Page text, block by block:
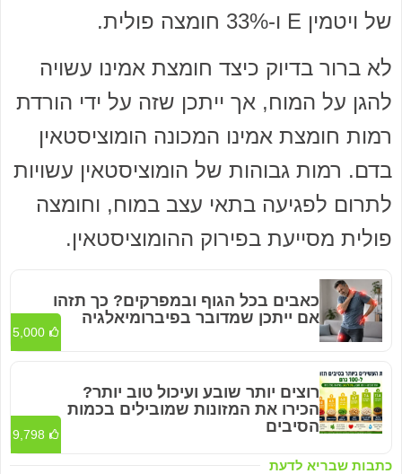
של ויטמין E ו-33% חומצה פולית.
לא ברור בדיוק כיצד חומצת אמינו עשויה
להגן על המוח, אך ייתכן שזה על ידי הורדת
רמות חומצת אמינו המכונה הומוציסטאין
בדם. רמות גבוהות של הומוציסטאין עשויות
לתרום לפגיעה בתאי עצב במוח, וחומצה
פולית מסייעת בפירוק ההומוציסטאין.
כתבות שבריא לדעת
כאבים בכל הגוף ובמפרקים? כך תזהו
אם ייתכן שמדובר בפיברומיאלגיה
5,000
רוצים יותר שובע ועיכול טוב יותר?
הכירו את המזונות שמובילים בכמות
הסיבים
9,798